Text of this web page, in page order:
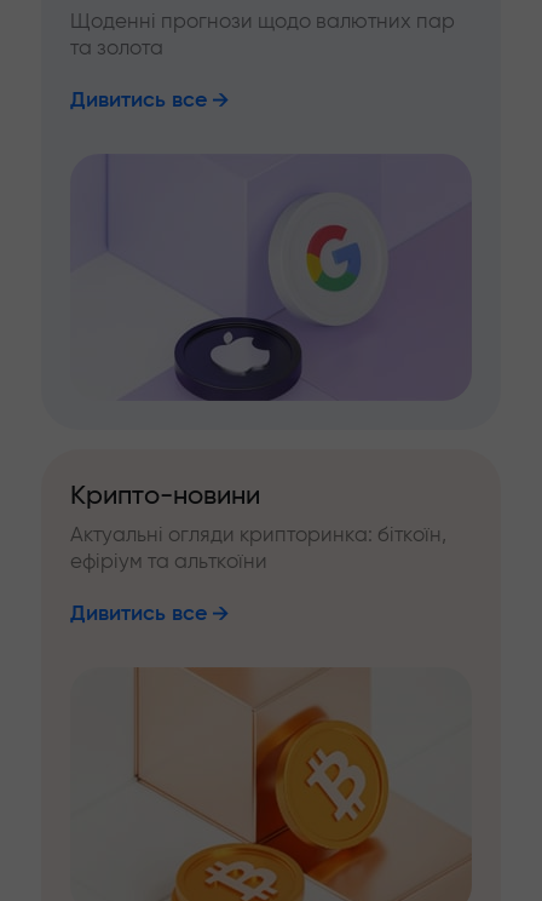
Щоденні прогнози щодо валютних пар
та золота
Дивитись все
Крипто-новини
Актуальні огляди крипторинка: біткоїн,
ефіріум та альткоїни
Дивитись все